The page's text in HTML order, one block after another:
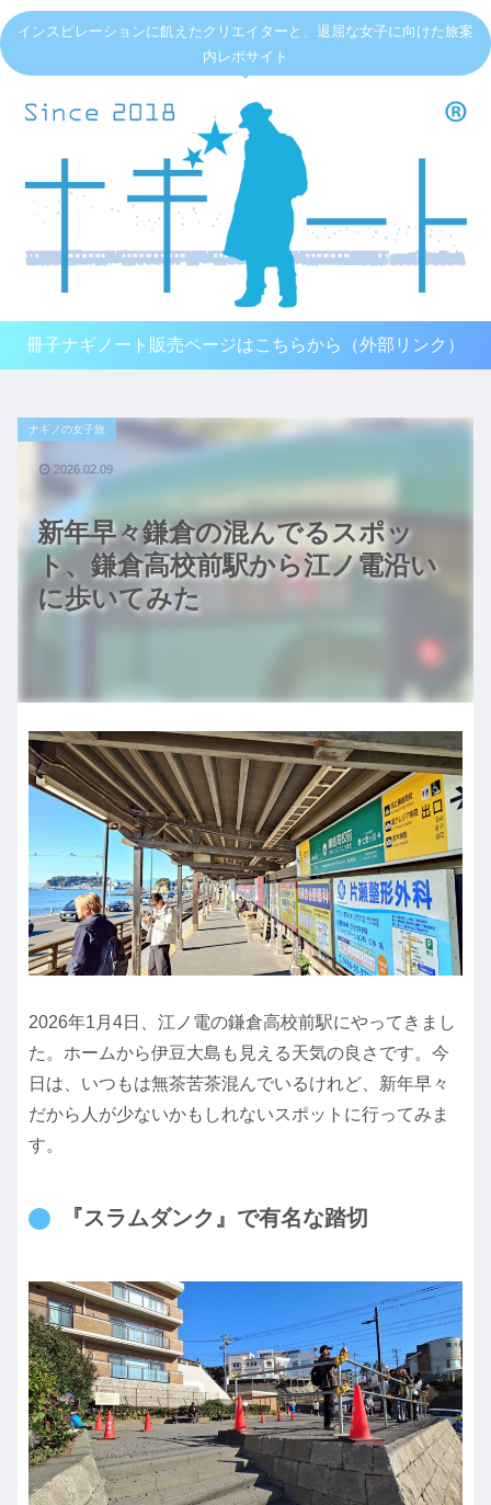
インスピレーションに飢えたクリエイターと、退屈な女子に向けた旅案
内レポサイト
冊子ナギノート販売ページはこちらから（外部リンク）
新年早々鎌倉の混んでるスポッ
ト、鎌倉高校前駅から江ノ電沿い
に歩いてみた
ナギノの女子旅
2026.02.09
2026年1月4日、江ノ電の鎌倉高校前駅にやってきまし
た。ホームから伊豆大島も見える天気の良さです。今
日は、いつもは無茶苦茶混んでいるけれど、新年早々
だから人が少ないかもしれないスポットに行ってみま
す。
『スラムダンク』で有名な踏切